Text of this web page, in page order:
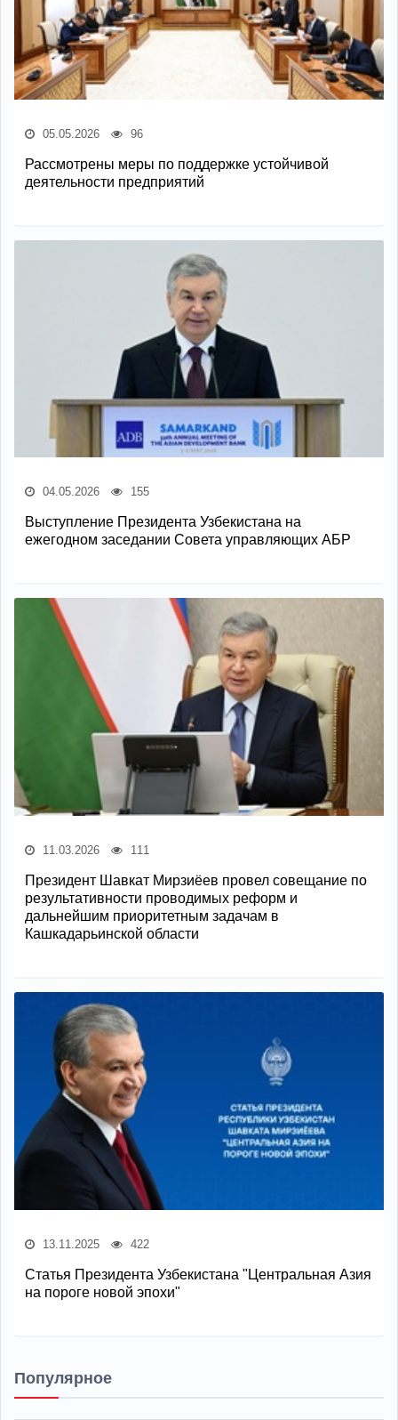
05.05.2026 96
Рассмотрены меры по поддержке устойчивой
деятельности предприятий
04.05.2026 155
Выступление Президента Узбекистана на
ежегодном заседании Совета управляющих АБР
11.03.2026 111
Президент Шавкат Мирзиёев провел совещание по
результативности проводимых реформ и
дальнейшим приоритетным задачам в
Кашкадарьинской области
13.11.2025 422
Статья Президента Узбекистана "Центральная Азия
на пороге новой эпохи"
Популярное